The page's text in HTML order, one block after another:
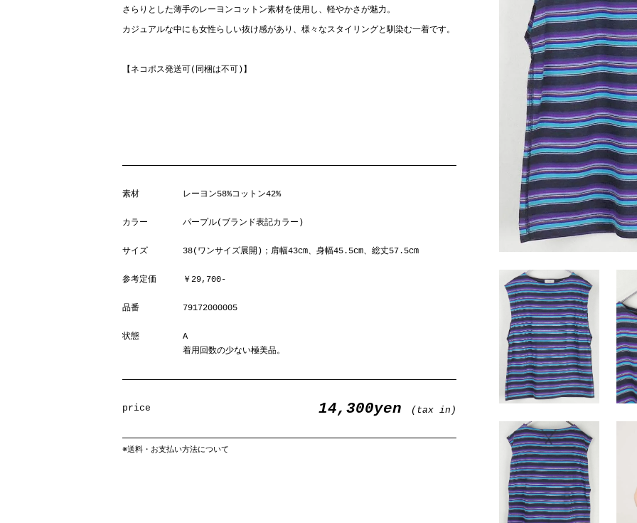
さらりとした薄手のレーヨンコットン素材を使用し、軽やかさが魅力。
カジュアルな中にも女性らしい抜け感があり、様々なスタイリングと馴染む一着です。
【ネコポス発送可(同梱は不可)】
素材 レーヨン58%コットン42%
カラー パープル(ブランド表記カラー)
サイズ 38(ワンサイズ展開)；肩幅43cm、身幅45.5cm、総丈57.5cm
参考定価 ￥29,700-
品番 79172000005
状態
A
着用回数の少ない極美品。
price 14,300yen (tax in)
※送料・お支払い方法について